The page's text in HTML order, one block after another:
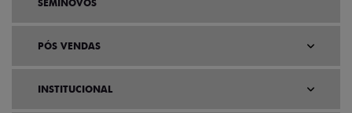
SEMINOVOS
PÓS VENDAS
INSTITUCIONAL